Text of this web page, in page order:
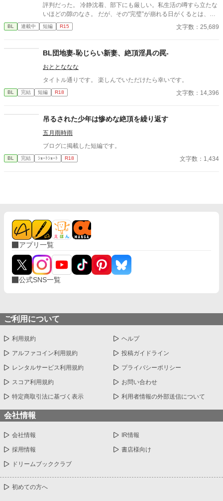
評判だった。 冷静沈着、部下にも厳しい。私生活の噂すら立たな
いほどの隙のなさ。 だが、その“完璧”が崩れる日がくるとは、誰
も想像していなかった。 入社三年目の篠原は、榊の直属の部下。
真面目だが強気で、どこか挑発的な笑みを浮かべる青年。 ある
原は上司に向かって、いつもの穏やかな口調を崩した。「……そ
んな顔、部下には見せないんですね」 疲労で僅かに緩んだ榊の表
情。 その弱さを見逃さず、篠原はデスク越しに距離を詰める。
「強がらなくていいですよ。俺の前では、もう」 指先が榊のネク
た。 拒むことも、許すこともできないまま、 彼は“部下”の手によ
ての誇りを壊すほどに甘く、逃れられないほどに深い。 だが、篠
原の視線の奥に宿るのは、ただの欲望ではなかった。 そこには、
から思ってたんです。 あなたが誰かに“支配される”ところ、き
っと綺麗だろうなって」 支配する側だったはずの男が、 支配され
BL 連載中 短編 R15 文字数：25,689
BL団地妻-恥じらい新妻、絶頂淫具の罠-
おととななな
タイトル通りです。 楽しんでいただけたら幸いです。
BL 完結 短編 R18 文字数：14,396
吊るされた少年は惨めな絶頂を繰り返す
五月雨時雨
ブログに掲載した短編です。
BL 完結 ｼｮｰﾄｼｮｰﾄ R18 文字数：1,434
アプリ一覧
公式SNS一覧
ご利用について
利用規約 ヘルプ
アルファコイン利用規約 投稿ガイドライン
レンタルサービス利用規約 プライバシーポリシー
スコア利用規約 お問い合わせ
特定商取引法に基づく表示 利用者情報の外部送信について
会社情報
会社情報 IR情報
採用情報 書店様向け
ドリームブッククラブ
初めての方へ